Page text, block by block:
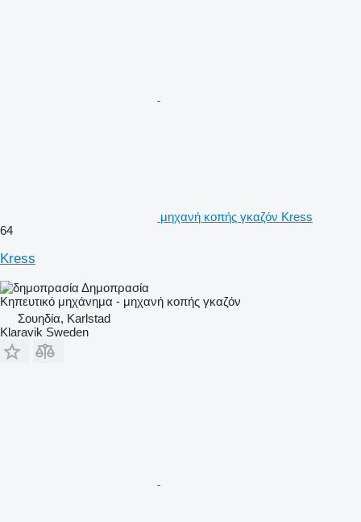
μηχανή κοπής γκαζόν Kress
64
Kress
Δημοπρασία
Κηπευτικό μηχάνημα - μηχανή κοπής γκαζόν
Σουηδία, Karlstad
Klaravik Sweden